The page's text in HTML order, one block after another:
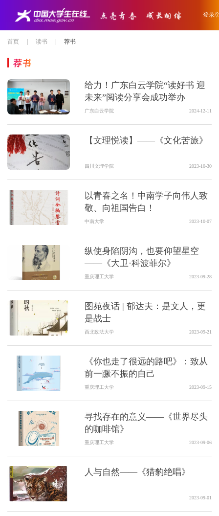
登录/
首页 读书 荐书
荐书
给力！广东白云学院“读好书 迎
未来”阅读分享会成功举办
广东白云学院 2024-12-11
【文理悦读】——《文化苦旅》
四川文理学院 2023-10-30
以青春之名！中南学子向伟人致
敬、向祖国告白！
中南大学 2023-10-07
纵使身陷阴沟，也要仰望星空
——《大卫·科波菲尔》
重庆理工大学 2023-09-28
图苑夜话 | 郁达夫：是文人，更
是战士
西北政法大学 2023-09-21
《你也走了很远的路吧》：致从
前一蹶不振的自己
重庆理工大学 2023-09-15
寻找存在的意义——《世界尽头
的咖啡馆》
重庆理工大学 2023-09-06
人与自然——《猎豹绝唱》
2023-09-01